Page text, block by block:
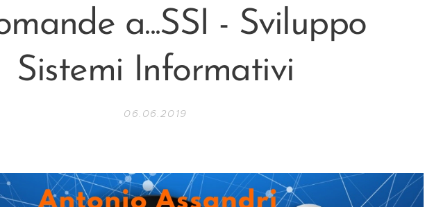
a...SSI - Sviluppo
Sistemi Informativi
06.06.2019